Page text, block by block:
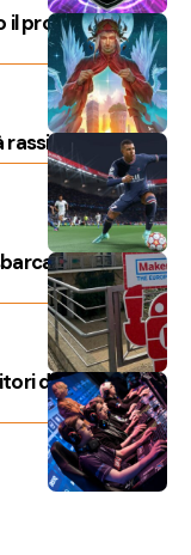
il programma
rassicura i fan
alla fiera
dell’edizione